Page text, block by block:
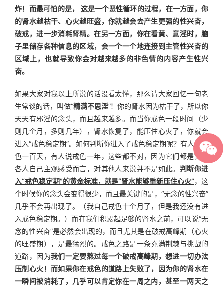
炸！ 而最可怕的是， 这是一个恶性循环的过程，在一方面，你
的肾水越枯干、心火越旺盛，你就越会去产生更强的性兴奋，
破戒，进一步消耗肾精。在另一方面，你在看黄、意淫时，脑
子里储存各种信息的区域，会一个一个地连接到主管性兴奋的
区域上，也就导致你会对越来越多的非色情的内容产生性兴
奋。
如果大家对我以上所说的话没看太懂，那么请大家回忆一句老
生常谈的话，叫做“精满不思淫”！你的肾水因为枯干了，所以你
天天有邪淫的念头，而且越来越多。而当你戒色一段时间（少
则几个月，多则几年），肾水恢复了，能压住心火了，你就会
进入“戒色稳定期”。如何判断你进入了戒色稳定期呢？有人说戒
色一百天，有人说戒色一年，这些都不对，因为它们都是针对
各人自己主观感受而言，对其他人来说并不是如此。 判断你进
入“戒色稳定期”的黄金标准，就是“肾水能够重新压住心火”，这
个时候你的念头会变得很少，而且最关键的是，“无念的性兴奋”
几乎不会再出现了。（我自己戒色十个月了，但是我还没有进
入戒色稳定期。）而在我们积累起足够的肾水之前，可以说“无
念的性兴奋”是必然会出现的，而且尤其是在破戒高峰期（心火
的旺盛期），是最猛烈的。戒色之路是一条充满荆棘与挑战的
道路，因为我们一定要熬过每一个破戒高峰期，想进一切办法
压制心火！而如果你在戒色的道路上失败了，因为你的肾水在
一瞬间被消耗了，几乎可以肯定你在一周之内，甚至一两天之